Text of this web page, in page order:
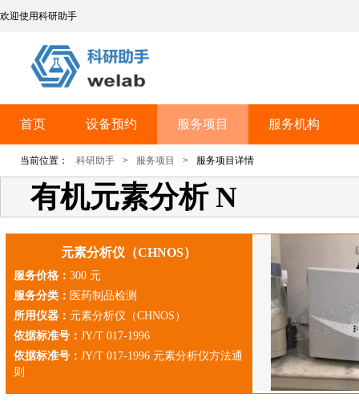
欢迎使用科研助手
首页 设备预约 服务项目 服务机构
当前位置： 科研助手 > 服务项目 > 服务项目详情
有机元素分析 N
元素分析仪（CHNOS）
服务价格： 300 元
服务分类： 医药制品检测
所用仪器： 元素分析仪（CHNOS）
依据标准号： JY/T 017-1996
依据标准号： JY/T 017-1996 元素分析仪方法通
则